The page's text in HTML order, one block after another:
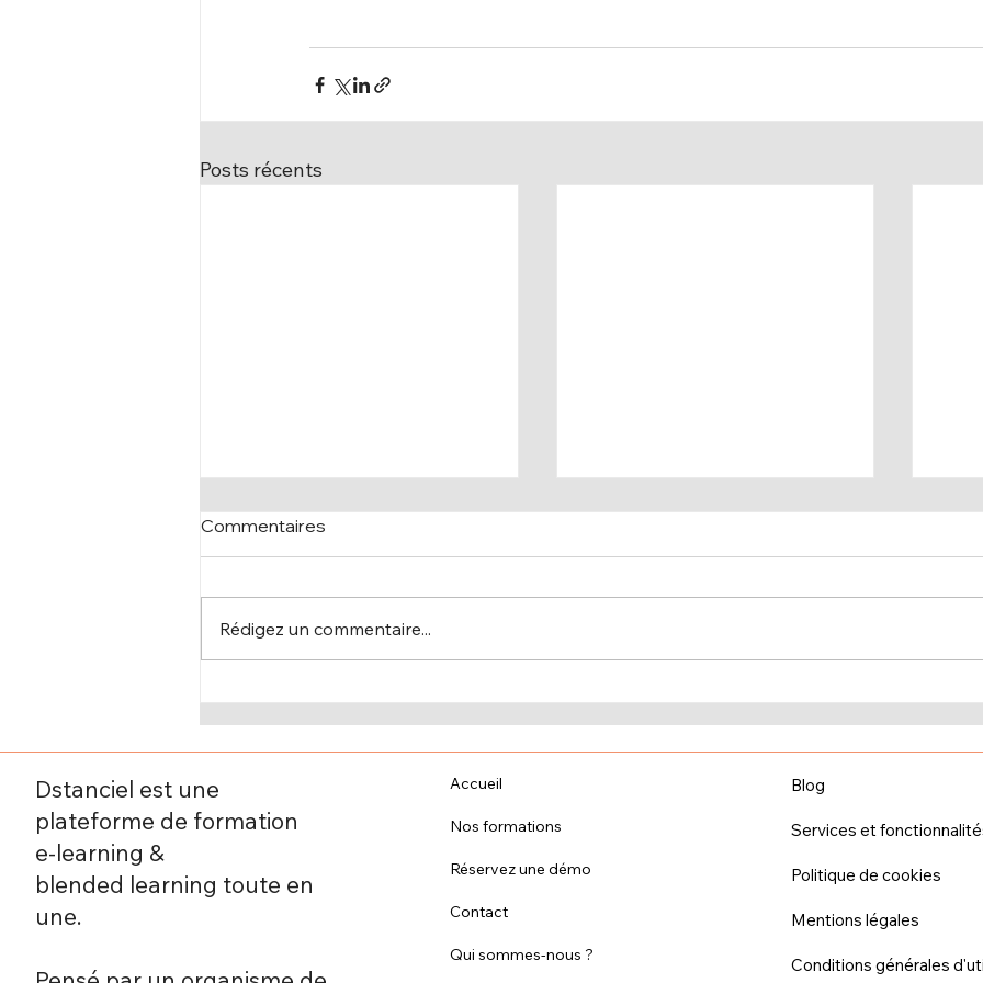
Posts récents
comment garder la
motivation tout au long de
learning, blended learning :
quelles différences ?
Commentaires
Rédigez un commentaire...
Blog
Services et
Politique de cookies
Mentions légales
Conditions générales
Accueil
Nos formations
Réservez une démo
Contact
Qui sommes-nous ?
Dstanciel est une
plateforme de formation
e-learning &
blended learning toute en
une.